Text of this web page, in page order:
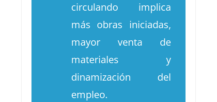
circulando implica
más obras iniciadas,
mayor venta de
materiales y
dinamización del
empleo.